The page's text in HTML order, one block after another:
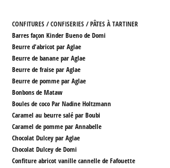
CONFITURES / CONFISERIES / PÂTES À TARTINER
Barres façon Kinder Bueno de Domi
Beurre d'abricot par Aglae
Beurre de banane par Aglae
Beurre de fraise par Aglae
Beurre de pomme par Aglae
Bonbons de Mataw
Boules de coco Par Nadine Holtzmann
Caramel au beurre salé par Boubi
Caramel de pomme par Annabelle
Chocolat Dulcey par Aglae
Chocolat Dulcey de Domi
Confiture abricot vanille cannelle de Fafouette